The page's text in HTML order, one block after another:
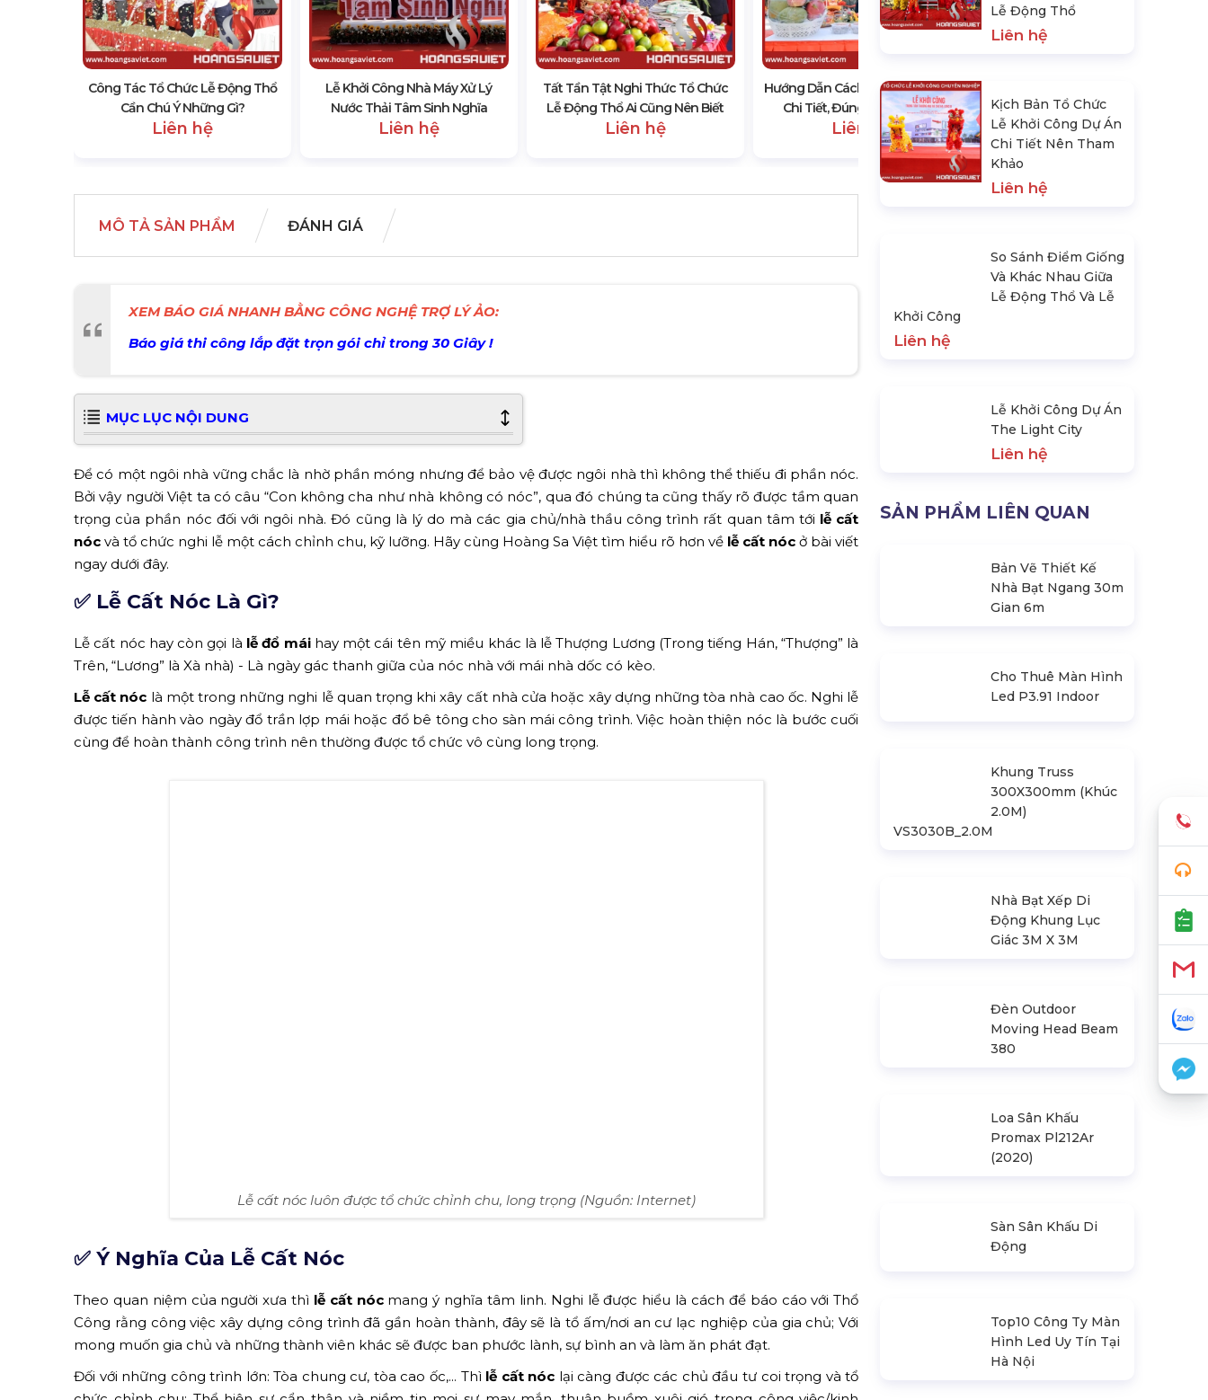
Công Tác Tổ Chức Lễ Động Thổ
Cần Chú Ý Những Gì?
Liên hệ
Lễ Khởi Công Nhà Máy Xử Lý
Nước Thải Tâm Sinh Nghĩa
Liên hệ
Tất Tần Tật Nghi Thức Tổ Chức
Lễ Động Thổ Ai Cũng Nên Biết
Liên hệ
Hướng Dẫn Cách Cúng Động Thổ
Chi Tiết, Đúng Phong Thủy
Liên hệ
Tầm Quan Trọng & Những Điều
Cần Lưu Ý Khi Tổ Chức Lễ Động
MÔ TẢ SẢN PHẨM ĐÁNH GIÁ
XEM BÁO GIÁ NHANH BẰNG CÔNG NGHỆ TRỢ LÝ ẢO:
Báo giá thi công lắp đặt trọn gói chỉ trong 30 Giây !
MỤC LỤC NỘI DUNG
Để có một ngôi nhà vững chắc là nhờ phần móng nhưng để bảo vệ được ngôi nhà thì không thể thiếu đi phần nóc.
Bởi vậy người Việt ta có câu “Con không cha như nhà không có nóc”, qua đó chúng ta cũng thấy rõ được tầm quan
trọng của phần nóc đối với ngôi nhà. Đó cũng là lý do mà các gia chủ/nhà thầu công trình rất quan tâm tới lễ cất
nócvà tổ chức nghi lễ một cách chỉnh chu, kỹ lưỡng. Hãy cùng Hoàng Sa Việt tìm hiểu rõ hơn về lễ cất nóc ở bài viết
ngay dưới đây.
✅ Lễ Cất Nóc Là Gì?
Lễ cất nóc hay còn gọi là lễ đổ mái hay một cái tên mỹ miều khác là lễ Thượng Lương (Trong tiếng Hán, “Thượng” là
Trên, “Lương” là Xà nhà) - Là ngày gác thanh giữa của nóc nhà với mái nhà dốc có kèo.
Lễ cất nóc là một trong những nghi lễ quan trọng khi xây cất nhà cửa hoặc xây dựng những tòa nhà cao ốc. Nghi lễ
được tiến hành vào ngày đổ trần lợp mái hoặc đổ bê tông cho sàn mái công trình. Việc hoàn thiện nóc là bước cuối
cùng để hoàn thành công trình nên thường được tổ chức vô cùng long trọng.
Lễ cất nóc luôn được tổ chức chỉnh chu, long trọng (Nguồn: Internet)
Lễ Động Thổ
Liên hệ
Kịch Bản Tổ Chức
Lễ Khởi Công Dự Án
Chi Tiết Nên Tham
Khảo
Liên hệ
So Sánh Điểm Giống
Và Khác Nhau Giữa
Lễ Động Thổ Và Lễ
Lễ Khởi Công Dự Án
The Light City
Liên hệ
SẢN PHẨM LIÊN QUAN
Bản Vẽ Thiết Kế
Nhà Bạt Ngang 30m
Khung Truss
VS3030B_2.0M
Giác 3M X 3M
Moving Head Beam
380
Loa Sân Khấu
Promax Pl212Ar
Sàn Sân Khấu Di